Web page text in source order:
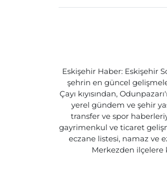
Eskişehir Haber: Eskişehir
şehrin en güncel
Çayı kıyısından,
yerel gündem ve şehir
transfer ve spor
gayrimenkul ve ticaret
eczane listesi, namaz ve
Merkezden ilçelere